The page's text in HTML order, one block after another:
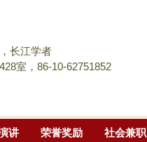
到
主
长江学者
室，86-10-62751852
讲 荣誉奖励 社会兼职